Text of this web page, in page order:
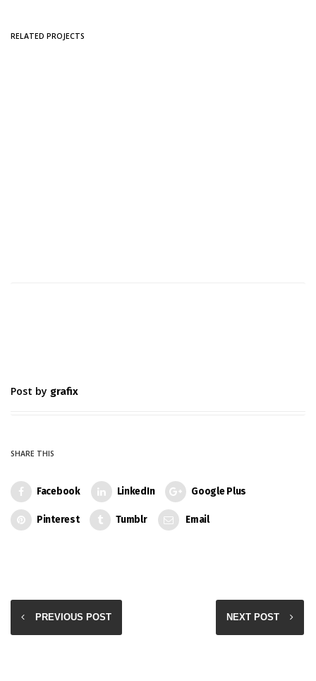
RELATED PROJECTS
Post by grafix
SHARE THIS
Facebook LinkedIn Google Plus
Pinterest Tumblr Email
PREVIOUS POST NEXT POST